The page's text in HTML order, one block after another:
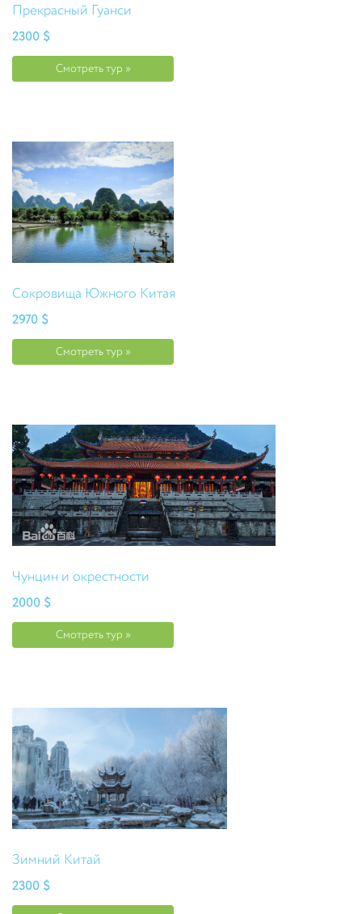
Прекрасный Гуанси
2300 $
Смотреть тур »
Сокровища Южного Китая
2970 $
Смотреть тур »
Чунцин и окрестности
2000 $
Смотреть тур »
Зимний Китай
2300 $